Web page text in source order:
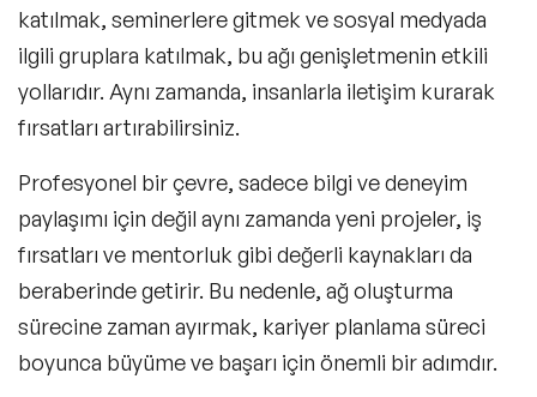
katılmak, seminerlere gitmek ve sosyal medyada
ilgili gruplara katılmak, bu ağı genişletmenin etkili
yollarıdır. Aynı zamanda, insanlarla iletişim kurarak
fırsatları artırabilirsiniz.
Profesyonel bir çevre, sadece bilgi ve deneyim
paylaşımı için değil aynı zamanda yeni projeler, iş
fırsatları ve mentorluk gibi değerli kaynakları da
beraberinde getirir. Bu nedenle, ağ oluşturma
sürecine zaman ayırmak, kariyer planlama süreci
boyunca büyüme ve başarı için önemli bir adımdır.